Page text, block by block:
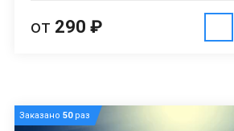
от 290 ₽
Заказано 50раз